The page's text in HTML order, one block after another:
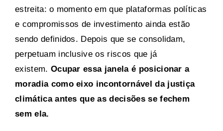
estreita: o momento em que plataformas políticas
e compromissos de investimento ainda estão
sendo definidos. Depois que se consolidam,
perpetuam inclusive os riscos que já
existem. Ocupar essa janela é posicionar a
moradia como eixo incontornável da justiça
climática antes que as decisões se fechem
sem ela.